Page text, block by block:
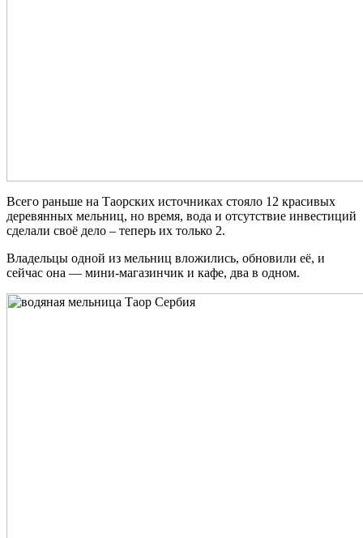
Всего раньше на Таорских источниках стояло 12 красивых
деревянных мельниц, но время, вода и отсутствие инвестиций
сделали своё дело – теперь их только 2.
Владельцы одной из мельниц вложились, обновили её, и
сейчас она — мини-магазинчик и кафе, два в одном.